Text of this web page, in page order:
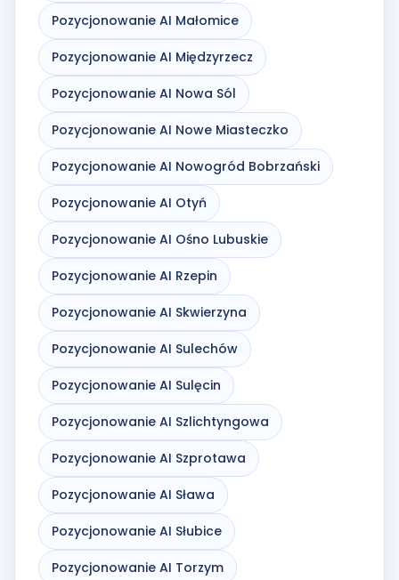
Pozycjonowanie AI Małomice
Pozycjonowanie AI Międzyrzecz
Pozycjonowanie AI Nowa Sól
Pozycjonowanie AI Nowe Miasteczko
Pozycjonowanie AI Nowogród Bobrzański
Pozycjonowanie AI Otyń
Pozycjonowanie AI Ośno Lubuskie
Pozycjonowanie AI Rzepin
Pozycjonowanie AI Skwierzyna
Pozycjonowanie AI Sulechów
Pozycjonowanie AI Sulęcin
Pozycjonowanie AI Szlichtyngowa
Pozycjonowanie AI Szprotawa
Pozycjonowanie AI Sława
Pozycjonowanie AI Słubice
Pozycjonowanie AI Torzym